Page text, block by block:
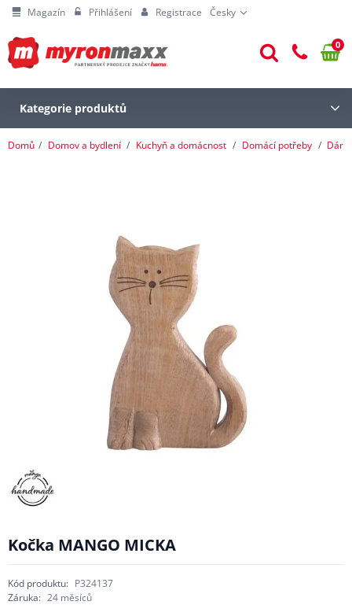
Magazín Přihlášení Registrace Česky
0
Kategorie produktů
Domů Domov a bydlení Kuchyň a domácnost Domácí potřeby
Kočka MANGO MICKA
Kód produktu: P324137
Záruka: 24 měsíců